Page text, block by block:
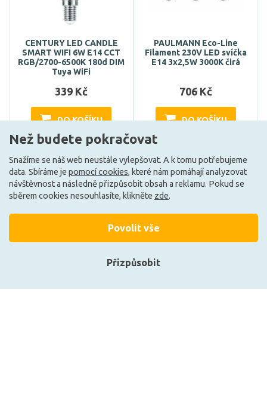
CENTURY LED CANDLE
SMART WIFI 6W E14 CCT
RGB/2700-6500K 180d DIM
Tuya WiFi
339 Kč
DO KOŠÍKU
Může být u Vás 17. 8.
PAULMANN Eco-Line
Filament 230V LED svíčka
E14 3x2,5W 3000K čirá
706 Kč
DO KOŠÍKU
Může být u Vás 17. 8.
Než budete pokračovat
Snažíme se náš web neustále vylepšovat. A k tomu potřebujeme
data. Sbíráme je pomocí cookies, které nám pomáhají analyzovat
návštěvnost a následně přizpůsobit obsah a reklamu. Pokud se
sběrem cookies nesouhlasíte, klikněte zde.
Přizpůsobit
Povolit vše